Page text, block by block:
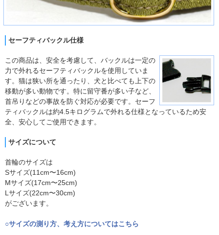
セーフティバックル仕様
この商品は、安全を考慮して、バックルは一定の
力で外れるセーフティバックルを使用していま
す。猫は狭い所を通ったり、犬と比べても上下の
移動が多い動物です。特に留守番が多い子など、
首吊りなどの事故を防ぐ対応が必要です。セーフ
ティバックルは約4.5キログラムで外れる仕様となっているため安
全、安心してご使用できます。
サイズについて
首輪のサイズは
Sサイズ(11cm〜16cm)
Mサイズ(17cm〜25cm)
Lサイズ(22cm〜30cm)
がございます。
○サイズの測り方、考え方についてはこちら